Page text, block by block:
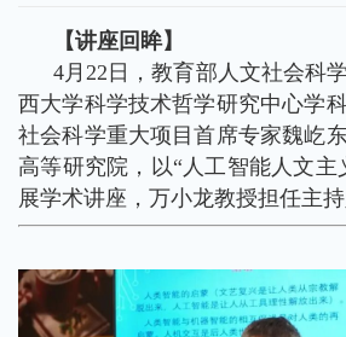
【讲座回眸】
4月22日，教育部人文社会科
西大学科学技术哲学研究中心学
社会科学重大项目首席专家魏屹
高等研究院，以“人工智能人文主
展学术讲座，万小龙教授担任主持